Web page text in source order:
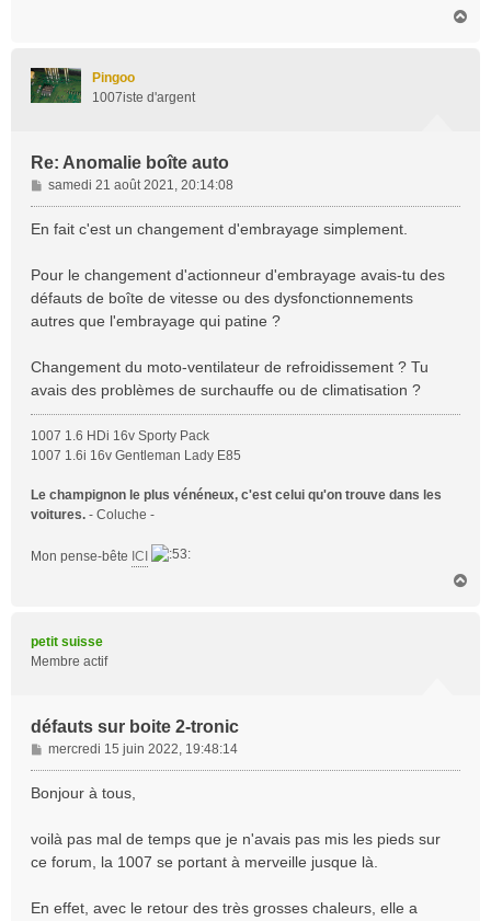
Pingoo
1007iste d'argent
Re: Anomalie boîte auto
M
e
s
g
e
samedi 21 août 2021, 20:14:08
En fait c'est un changement d'embrayage simplement.
Pour le changement d'actionneur d'embrayage avais-tu des
défauts de boîte de vitesse ou des dysfonctionnements
autres que l'embrayage qui patine ?
Changement du moto-ventilateur de refroidissement ? Tu
avais des problèmes de surchauffe ou de climatisation ?
1007 1.6 HDi 16v Sporty Pack
1007 1.6i 16v Gentleman Lady E85
Le champignon le plus vénéneux, c'est celui qu'on trouve dans les
voitures. - Coluche -
Mon pense-bête ICI
petit suisse
Membre actif
défauts sur boite 2-tronic
M
e
s
g
e
mercredi 15 juin 2022, 19:48:14
Bonjour à tous,
voilà pas mal de temps que je n'avais pas mis les pieds sur
ce forum, la 1007 se portant à merveille jusque là.
En effet, avec le retour des très grosses chaleurs, elle a